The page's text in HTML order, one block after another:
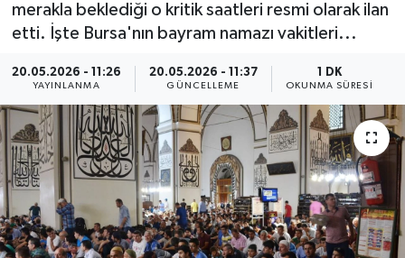
merakla beklediği o kritik saatleri resmi olarak ilan
etti. İşte Bursa'nın bayram namazı vakitleri...
20.05.2026 - 11:26
YAYINLANMA
20.05.2026 - 11:37
GÜNCELLEME
1 DK
OKUNMA SÜRESI
Magazin
Sağlık
Siyaset
Spor
Teknoloji
Haber Arşivi